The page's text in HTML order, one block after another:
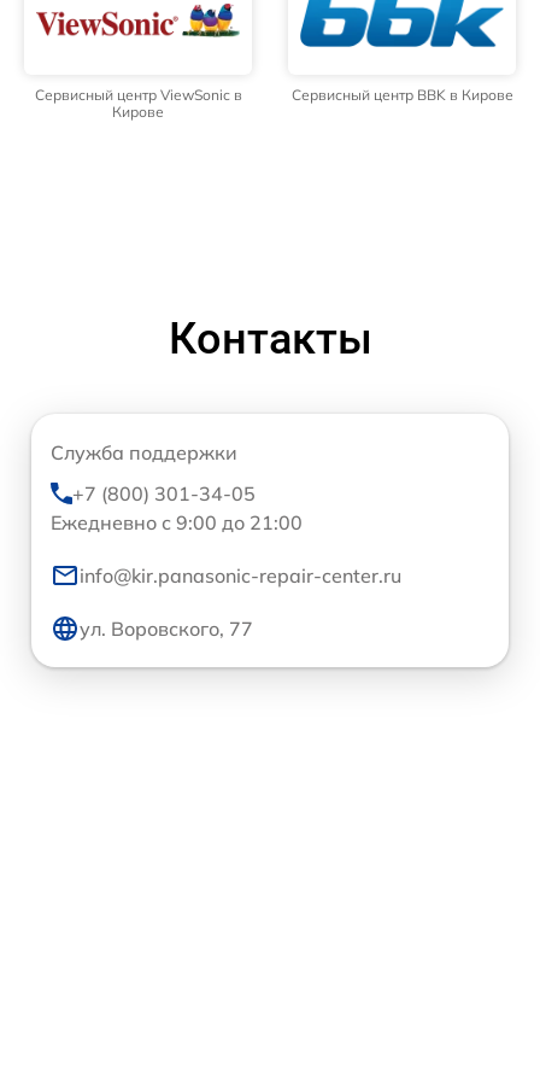
Сервисный центр ViewSonic в
Кирове
Сервисный центр BBK в Кирове
Контакты
Служба поддержки
+7 (800) 301-34-05
Ежедневно с 9:00 до 21:00
info@kir.panasonic-repair-center.ru
ул. Воровского, 77